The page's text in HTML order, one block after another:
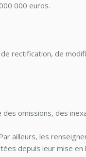
000 euros.
rectification, de
omissions, des
ailleurs, les
depuis leur mise en